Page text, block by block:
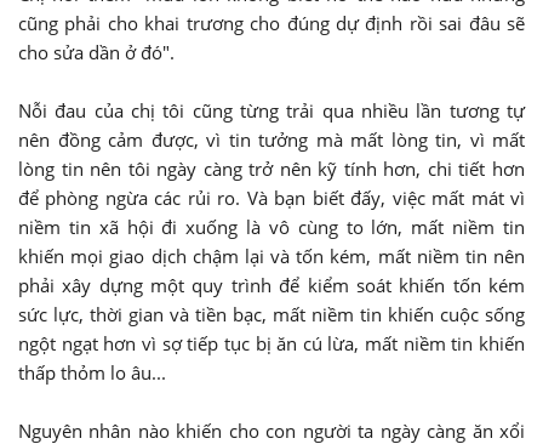
cũng phải cho khai trương cho đúng dự định rồi sai đâu sẽ
cho sửa dần ở đó".
Nỗi đau của chị tôi cũng từng trải qua nhiều lần tương tự
nên đồng cảm được, vì tin tưởng mà mất lòng tin, vì mất
lòng tin nên tôi ngày càng trở nên kỹ tính hơn, chi tiết hơn
để phòng ngừa các rủi ro. Và bạn biết đấy, việc mất mát vì
niềm tin xã hội đi xuống là vô cùng to lớn, mất niềm tin
khiến mọi giao dịch chậm lại và tốn kém, mất niềm tin nên
phải xây dựng một quy trình để kiểm soát khiến tốn kém
sức lực, thời gian và tiền bạc, mất niềm tin khiến cuộc sống
ngột ngạt hơn vì sợ tiếp tục bị ăn cú lừa, mất niềm tin khiến
thấp thỏm lo âu...
Nguyên nhân nào khiến cho con người ta ngày càng ăn xổi